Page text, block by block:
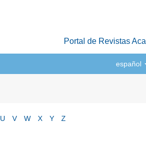
Portal de Revistas
español
U V W X Y Z